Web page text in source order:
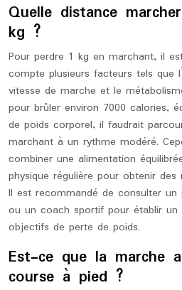
Quelle distance
kg ?
Pour perdre 1 kg en marchant, il
compte plusieurs facteurs tels que
vitesse de marche et le
pour brûler environ 7000 calories,
de poids corporel, il faudrait
marchant à un rythme modéré.
combiner une alimentation
physique régulière pour obtenir
Il est recommandé de consulter
ou un coach sportif pour établir
objectifs de perte de poids.
Est-ce que la marche
course à pied ?